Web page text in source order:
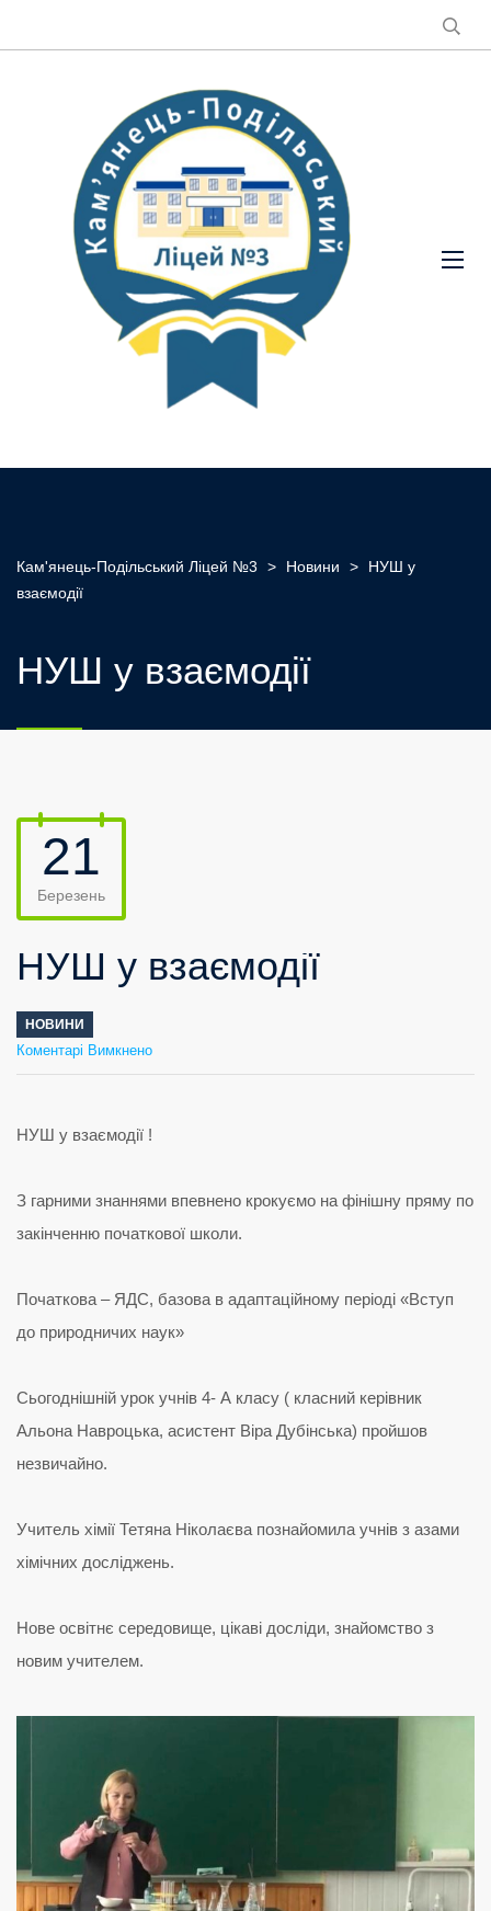
Кам'янець-Подільський Ліцей №3 > Новини >
НУШ у
взаємодії
НУШ у взаємодії
21
Березень
НУШ у взаємодії
НОВИНИ
Коментарі Вимкненодо
НУШ
у
НУШ у взаємодії !
З гарними знаннями впевнено крокуємо на фінішну пряму по
закінченню початкової школи.
Початкова – ЯДС, базова в адаптаційному періоді «Вступ
до природничих наук»
Сьогоднішній урок учнів 4- А класу ( класний керівник
Альона Навроцька, асистент Віра Дубінська) пройшов
незвичайно.
Учитель хімії Тетяна Ніколаєва познайомила учнів з азами
хімічних досліджень.
Нове освітнє середовище, цікаві досліди, знайомство з
новим учителем.